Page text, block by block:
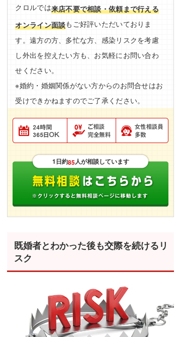
クロルでは来店不要で相談・依頼まで行える
オンライン面談もご好評いただいておりま
す。遠方の方、多忙な方、感染リスクを考慮
し外出を控えたい方も、お気軽にお問い合わ
せください。
※婚約・婚姻関係がない方からのお問合せはお
受けできかねますのでご了承ください。
1日約85人が相談しています
既婚者とわかった後も交際を続けるリ
スク